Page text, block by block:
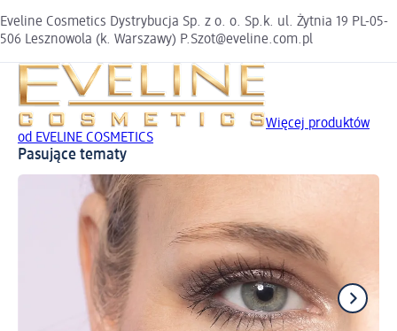
Eveline Cosmetics Dystrybucja Sp. z o. o. Sp.k. ul. Żytnia 19 PL-05-
506 Lesznowola (k. Warszawy) P.Szot@eveline.com.pl
Więcej produktów
od EVELINE COSMETICS
Pasujące tematy